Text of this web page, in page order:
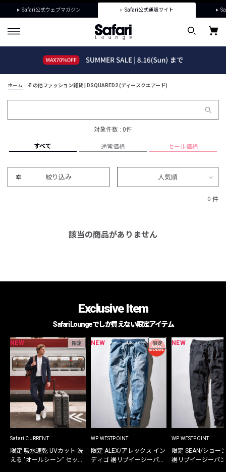
Safari公式ウェブマガジン Safari公式通販サイト
ホーム その他ファッション雑貨 | DSQUARED2 (ディースクエアード)
対象件数 : 0件
すべて 通常価格 セール価格
絞り込み 人気順
0 件
該当の商品がありません
Exclusive Item
Safari Loungeでしか買えない限定アイテム
NEW 限定
Safari CURRENT
限定 吸水速乾 UVカット 洗
える "オールシーン" セット
NEW 限定
WP WESTPOINT
限定 ALEX/アレックス イン
ディゴ 裾リブイージーパン
NEW
WP WESTPOINT
限定 SEAN/ショー
裾リブイージーパ